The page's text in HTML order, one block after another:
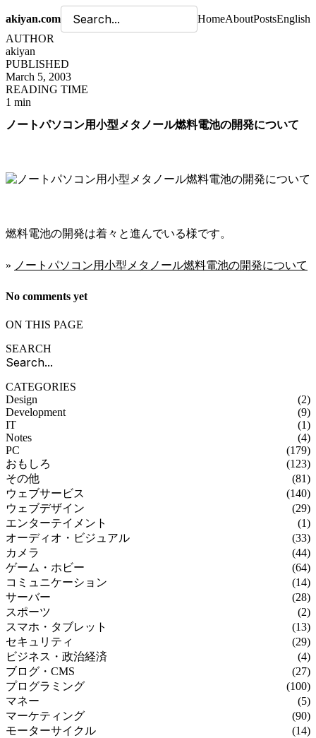
akiyan.com HomeAboutPostsEnglish
AUTHOR
akiyan
PUBLISHED
March 5, 2003
READING TIME
1 min
ノートパソコン用小型メタノール燃料電池の開発について
燃料電池の開発は着々と進んでいる様です。
» ノートパソコン用小型メタノール燃料電池の開発について
No comments yet
ON THIS PAGE
SEARCH
CATEGORIES
Design
(2)
Development
(9)
IT
(1)
Notes
(4)
PC
(179)
おもしろ
(123)
その他
(81)
ウェブサービス
(140)
ウェブデザイン
(29)
エンターテイメント
(1)
オーディオ・ビジュアル
(33)
カメラ
(44)
ゲーム・ホビー
(64)
コミュニケーション
(14)
サーバー
(28)
スポーツ
(2)
スマホ・タブレット
(13)
セキュリティ
(29)
ビジネス・政治経済
(4)
ブログ・CMS
(27)
プログラミング
(100)
マネー
(5)
マーケティング
(90)
モーターサイクル
(14)